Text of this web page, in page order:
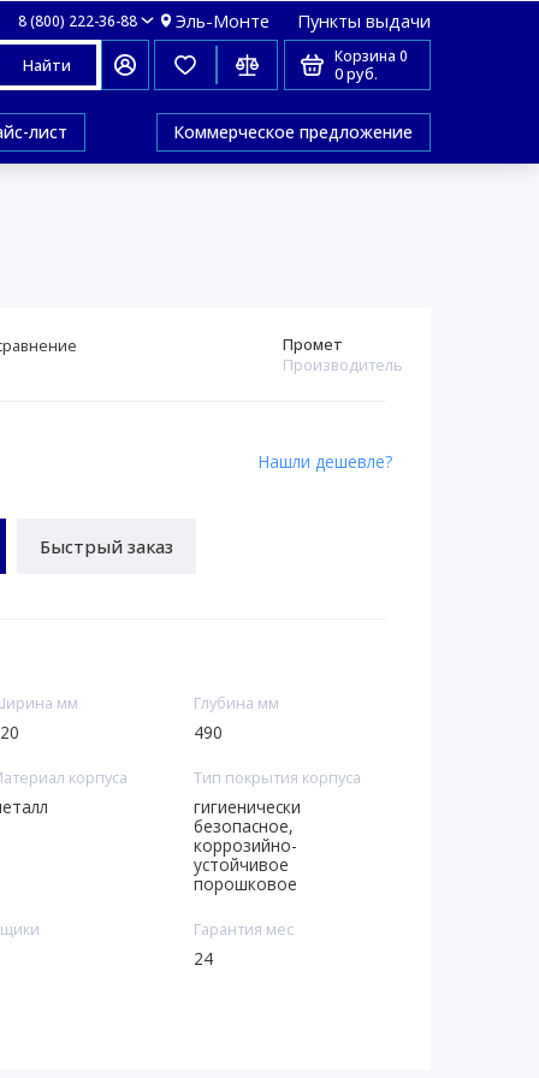
8 (800) 222-36-88 Эль-Монте Пункты выдачи
Найти Корзина 0
0 руб.
лист Коммерческое предложение
Промет
Производитель
Быстрый заказ
Нашли дешевле?
мм Глубина мм
490
корпуса Тип покрытия корпуса
гигиенически
безопасное,
коррозийно-
устойчивое
порошковое
Гарантия мес
24